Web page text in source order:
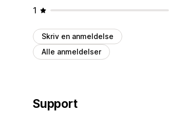
1
Skriv en anmeldelse
Alle anmeldelser
Support